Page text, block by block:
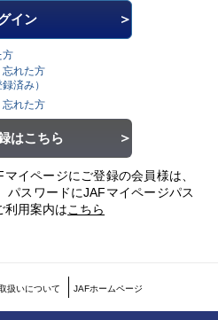
方
忘れた方
済み）
忘れた方
はこちら
イページにご登録の会員様は、
パスワードにJAFマイページパス
利用案内はこちら
扱いについて JAFホームページ